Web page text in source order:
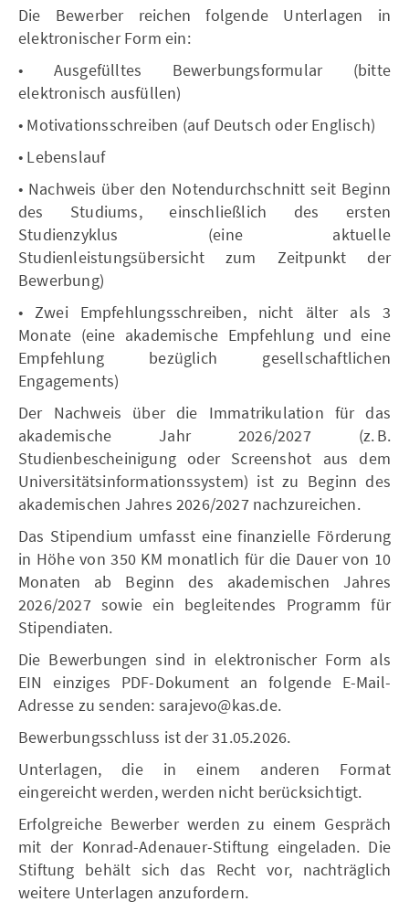
Die Bewerber reichen folgende Unterlagen in
elektronischer Form ein:
• Ausgefülltes Bewerbungsformular (bitte
elektronisch ausfüllen)
• Motivationsschreiben (auf Deutsch oder Englisch)
• Lebenslauf
• Nachweis über den Notendurchschnitt seit Beginn
des Studiums, einschließlich des ersten
Studienzyklus (eine aktuelle
Studienleistungsübersicht zum Zeitpunkt der
Bewerbung)
• Zwei Empfehlungsschreiben, nicht älter als 3
Monate (eine akademische Empfehlung und eine
Empfehlung bezüglich gesellschaftlichen
Engagements)
Der Nachweis über die Immatrikulation für das
akademische Jahr 2026/2027 (z. B.
Studienbescheinigung oder Screenshot aus dem
Universitätsinformationssystem) ist zu Beginn des
akademischen Jahres 2026/2027 nachzureichen.
Das Stipendium umfasst eine finanzielle Förderung
in Höhe von 350 KM monatlich für die Dauer von 10
Monaten ab Beginn des akademischen Jahres
2026/2027 sowie ein begleitendes Programm für
Stipendiaten.
Die Bewerbungen sind in elektronischer Form als
EIN einziges PDF-Dokument an folgende E-Mail-
Adresse zu senden: sarajevo@kas.de.
Bewerbungsschluss ist der 31.05.2026.
Unterlagen, die in einem anderen Format
eingereicht werden, werden nicht berücksichtigt.
Erfolgreiche Bewerber werden zu einem Gespräch
mit der Konrad-Adenauer-Stiftung eingeladen. Die
Stiftung behält sich das Recht vor, nachträglich
weitere Unterlagen anzufordern.